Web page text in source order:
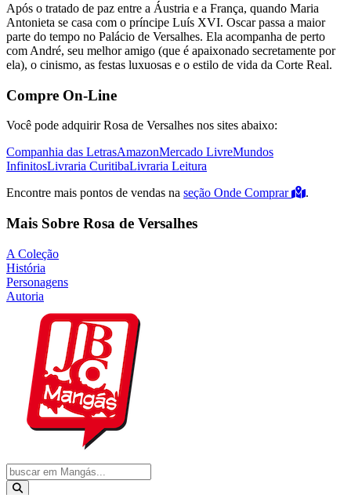
Após o tratado de paz entre a Áustria e a França, quando Maria
Antonieta se casa com o príncipe Luís XVI. Oscar passa a maior
parte do tempo no Palácio de Versalhes. Ela acompanha de perto
com André, seu melhor amigo (que é apaixonado secretamente por
ela), o cinismo, as festas luxuosas e o estilo de vida da Corte Real.
Compre On-Line
Você pode adquirir Rosa de Versalhes nos sites abaixo:
Companhia das LetrasAmazonMercado LivreMundos
InfinitosLivraria CuritibaLivraria Leitura
Encontre mais pontos de vendas na seção Onde Comprar .
Mais Sobre Rosa de Versalhes
A Coleção
História
Personagens
Autoria